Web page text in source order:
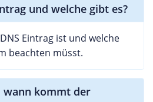
und welche gibt es?
Eintrag ist und welche
beachten müsst.
kommt der